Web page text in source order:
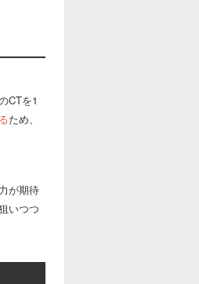
CTを1
ため、
が期待
いつつ